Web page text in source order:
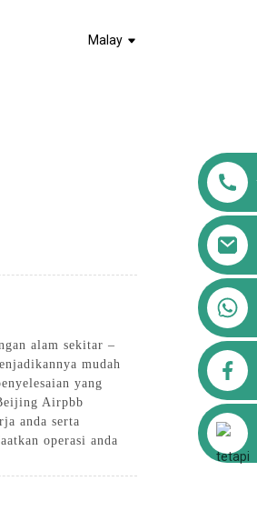
Malay
airppb123@gmail.com
alam sekitar –
mudah
yang
Airpbb
anda serta
operasi anda